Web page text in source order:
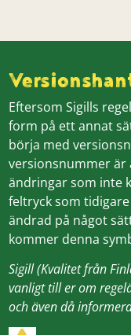
Eftersom Sigills
form på ett annat
börja med
versionsnummer är
ändringar som inte
feltryck som
ändrad på något
kommer denna
Sigill (Kvalitet från
vanligt till er om
och även då